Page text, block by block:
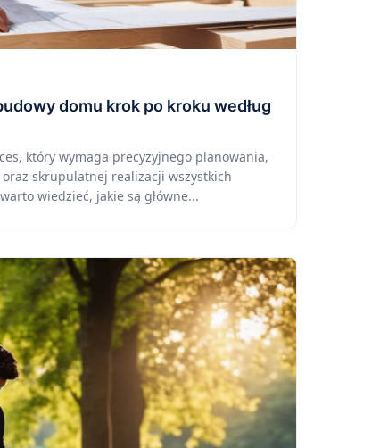
domu krok po kroku według
który wymaga precyzyjnego planowania,
skrupulatnej realizacji wszystkich
wiedzieć, jakie są główne...